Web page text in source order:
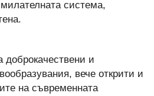
система,
доброкачествени и
вече открити и
на съвременната